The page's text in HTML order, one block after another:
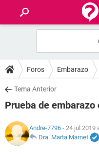
FOROS
SALUD
NUTRICIÓN
Foros Embarazo
Tema Anterior
Prueba de embarazo
Andre-7796 - 24 jul 2019
Dra. Marta Marnet